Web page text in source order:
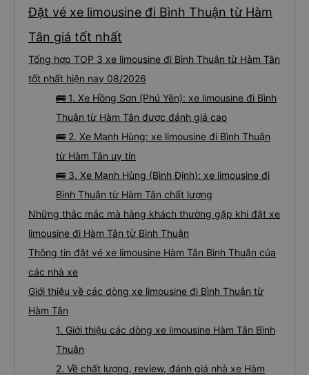
Đặt vé xe limousine đi Bình Thuận từ Hàm
Tân giá tốt nhất
Tổng hợp TOP 3 xe limousine đi Bình Thuận từ Hàm Tân
tốt nhất hiện nay 08/2026
🚌 1. Xe Hồng Sơn (Phú Yên): xe limousine đi Bình
Thuận từ Hàm Tân được đánh giá cao
🚌 2. Xe Mạnh Hùng: xe limousine đi Bình Thuận
từ Hàm Tân uy tín
🚌 3. Xe Mạnh Hùng (Bình Định): xe limousine đi
Bình Thuận từ Hàm Tân chất lượng
Những thắc mắc mà hàng khách thường gặp khi đặt xe
limousine đi Hàm Tân từ Bình Thuận
Thông tin đặt vé xe limousine Hàm Tân Bình Thuận của
các nhà xe
Giới thiệu về các dòng xe limousine đi Bình Thuận từ
Hàm Tân
1. Giới thiệu các dòng xe limousine Hàm Tân Bình
Thuận
2. Về chất lượng, review, đánh giá nhà xe Hàm